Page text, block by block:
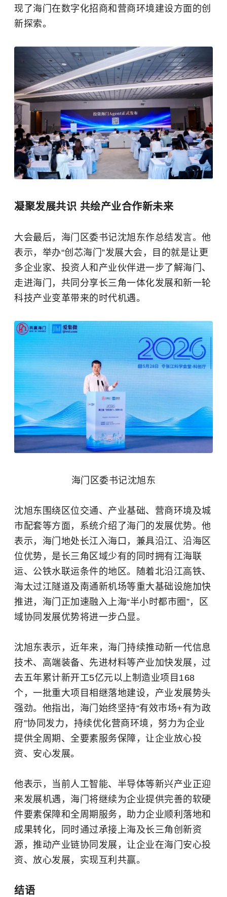
现了海门在数字化招商和营商环境建设方面的创
新探索。
凝聚发展共识 共绘产业合作新未来
大会最后，海门区委书记沈旭东作总结发言。他
表示，举办“创芯海门”发展大会，目的就是让更
多企业家、投资人和产业伙伴进一步了解海门、
走进海门，共同分享长三角一体化发展和新一轮
科技产业变革带来的时代机遇。
海门区委书记沈旭东
沈旭东围绕区位交通、产业基础、营商环境及城
市配套等方面，系统介绍了海门的发展优势。他
表示，海门地处长江入海口，兼具沿江、沿海区
位优势，是长三角区域少有的同时拥有江海联
运、公铁水联运条件的地区。随着北沿江高铁、
海太过江隧道及南通新机场等重大基础设施加快
推进，海门正加速融入上海“半小时都市圈”，区
域协同发展优势将进一步凸显。
沈旭东表示，近年来，海门持续推动新一代信息
技术、高端装备、先进材料等产业加快发展，过
去五年累计新开工5亿元以上制造业项目168
个，一批重大项目相继落地建设，产业发展势头
强劲。他指出，海门始终坚持“有效市场+有为政
府”协同发力，持续优化营商环境，努力为企业
提供全周期、全要素服务保障，让企业放心投
资、安心发展。
他表示，当前人工智能、半导体等新兴产业正迎
来发展机遇，海门将继续为企业提供完善的软硬
件要素保障和全周期服务，助力企业顺利落地和
成果转化，同时通过承接上海及长三角创新资
源，推动产业链协同发展，让企业在海门安心投
资、放心发展，实现互利共赢。
结语